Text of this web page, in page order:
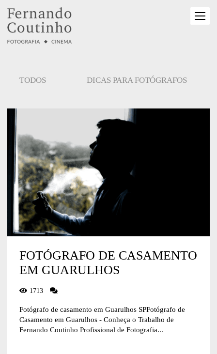
TODOS DICAS PARA FOTÓGRAFOS
FOTÓGRAFO DE CASAMENTO
EM GUARULHOS
1713
Fotógrafo de casamento em Guarulhos SPFotógrafo de
Casamento em Guarulhos - Conheça o Trabalho de
Fernando Coutinho Profissional de Fotografia...